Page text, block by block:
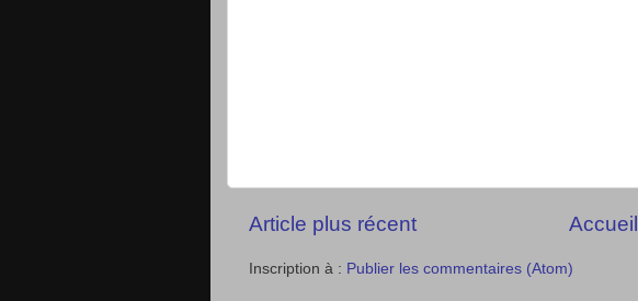
Article plus récent Accueil
Inscription à : Publier les commentaires (Atom)